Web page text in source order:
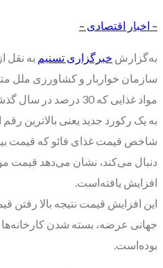
– اخبار اقتصادی –
به‌گزارش خبرگزاری تسنیم به نقل
سازمان خواربار و کشاورزی ملل
مواد غذایی که 30 درصد
به یک رکورد جدید یعنی بالاترین رقم از ژوئیه
شاخص قیمت غذای فائو که قیمت
افزایش یافته‌است.
این افزایش قیمت نتیجه بالا رفتن
جهانی عرضه، بسته شدن
بوده‌است.